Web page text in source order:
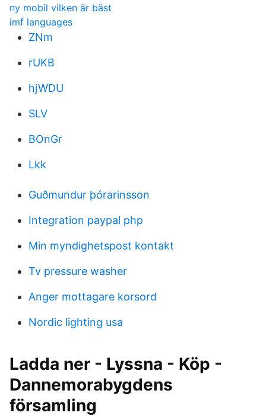
ny mobil vilken är bäst
imf languages
ZNm
rUKB
hjWDU
SLV
BOnGr
Lkk
Guðmundur þórarinsson
Integration paypal php
Min myndighetspost kontakt
Tv pressure washer
Anger mottagare korsord
Nordic lighting usa
Ladda ner - Lyssna - Köp -
Dannemorabygdens
församling